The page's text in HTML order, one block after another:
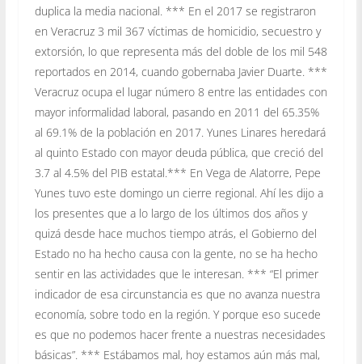
duplica la media nacional. *** En el 2017 se registraron
en Veracruz 3 mil 367 víctimas de homicidio, secuestro y
extorsión, lo que representa más del doble de los mil 548
reportados en 2014, cuando gobernaba Javier Duarte. ***
Veracruz ocupa el lugar número 8 entre las entidades con
mayor informalidad laboral, pasando en 2011 del 65.35%
al 69.1% de la población en 2017. Yunes Linares heredará
al quinto Estado con mayor deuda pública, que creció del
3.7 al 4.5% del PIB estatal.*** En Vega de Alatorre, Pepe
Yunes tuvo este domingo un cierre regional. Ahí les dijo a
los presentes que a lo largo de los últimos dos años y
quizá desde hace muchos tiempo atrás, el Gobierno del
Estado no ha hecho causa con la gente, no se ha hecho
sentir en las actividades que le interesan. *** “El primer
indicador de esa circunstancia es que no avanza nuestra
economía, sobre todo en la región. Y porque eso sucede
es que no podemos hacer frente a nuestras necesidades
básicas”. *** Estábamos mal, hoy estamos aún más mal,